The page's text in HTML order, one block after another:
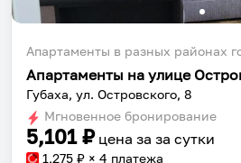
Апартаменты в разных районах
Апартаменты на улице
Губаха, ул. Островского, 8
Мгновенное бронирование
5,101₽ цена за за сутки
1,275 ₽ × 4 платежа